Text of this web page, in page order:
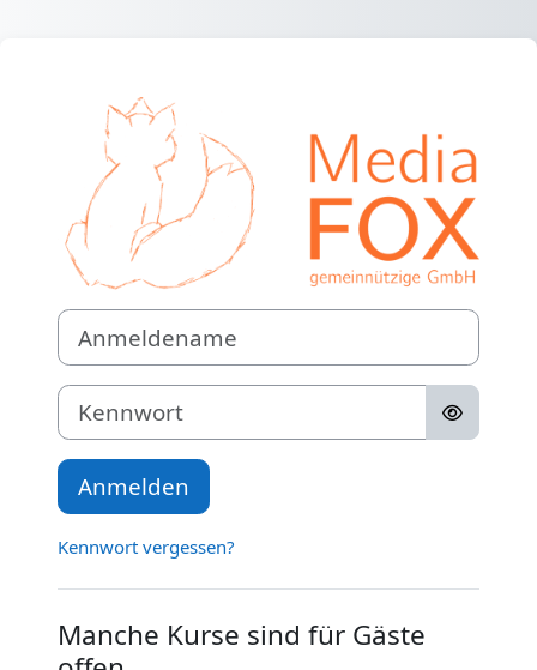
Anmeldename
Kennwort
Anmelden
Kennwort vergessen?
Manche Kurse sind für Gäste